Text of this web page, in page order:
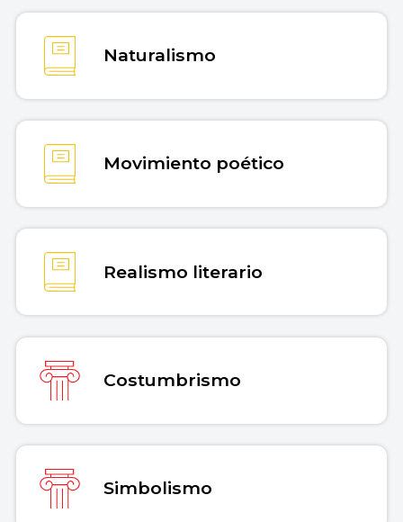
Naturalismo
Movimiento poético
Realismo literario
Costumbrismo
Simbolismo